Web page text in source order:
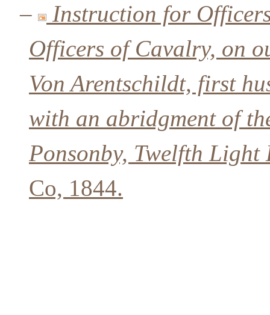
–
Instruction for
Officers of Cavalry, on
Von Arentschildt, first
with an abridgment of
Ponsonby, Twelfth
Co, 1844.